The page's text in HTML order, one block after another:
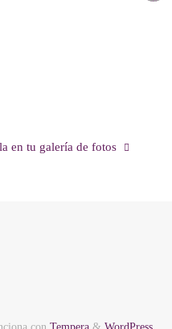
en tu galería de fotos